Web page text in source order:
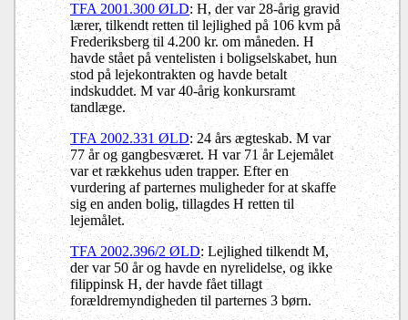
TFA 2001.300 ØLD: H, der var 28-årig gravid
lærer, tilkendt retten til lejlighed på 106 kvm på
Frederiksberg til 4.200 kr. om måneden. H
havde stået på ventelisten i boligselskabet, hun
stod på lejekontrakten og havde betalt
indskuddet. M var 40-årig konkursramt
tandlæge.
TFA 2002.331 ØLD: 24 års ægteskab. M var
77 år og gangbesværet. H var 71 år Lejemålet
var et rækkehus uden trapper. Efter en
vurdering af parternes muligheder for at skaffe
sig en anden bolig, tillagdes H retten til
lejemålet.
TFA 2002.396/2 ØLD: Lejlighed tilkendt M,
der var 50 år og havde en nyrelidelse, og ikke
filippinsk H, der havde fået tillagt
forældremyndigheden til parternes 3 børn.